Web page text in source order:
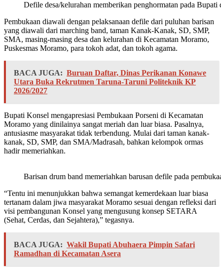
Defile desa/kelurahan memberikan penghormatan pada
Pembukaan diawali dengan pelaksanaan defile dari puluhan barisan
yang diawali dari marching band, taman Kanak-Kanak, SD, SMP,
SMA, masing-masing desa dan kelurahan di Kecamatan Moramo,
Puskesmas Moramo, para tokoh adat, dan tokoh agama.
BACA JUGA: Buruan Daftar, Dinas Perikanan Konawe
Utara Buka Rekrutmen Taruna-Taruni Politeknik KP
2026/2027
Bupati Konsel mengapresiasi Pembukaan Porseni di Kecamatan
Moramo yang dinilainya sangat meriah dan luar biasa. Pasalnya,
antusiasme masyarakat tidak terbendung. Mulai dari taman kanak-
kanak, SD, SMP, dan SMA/Madrasah, bahkan kelompok ormas
hadir memeriahkan.
Barisan drum band memeriahkan barusan defile pada
“Tentu ini menunjukkan bahwa semangat kemerdekaan luar biasa
tertanam dalam jiwa masyarakat Moramo sesuai dengan refleksi dari
visi pembangunan Konsel yang mengusung konsep SETARA
(Sehat, Cerdas, dan Sejahtera),” tegasnya.
BACA JUGA: Wakil Bupati Abuhaera Pimpin Safari
Ramadhan di Kecamatan Asera